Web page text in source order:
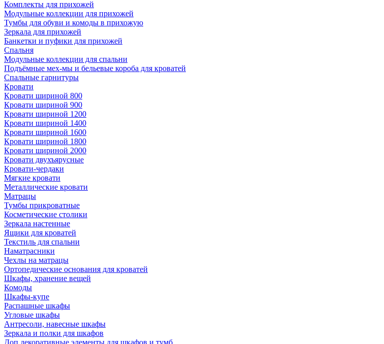
Комплекты для прихожей
Модульные коллекции для прихожей
Тумбы для обуви и комоды в прихожую
Зеркала для прихожей
Банкетки и пуфики для прихожей
Спальня
Модульные коллекции для спальни
Подъёмные мех-мы и бельевые короба для кроватей
Спальные гарнитуры
Кровати
Кровати шириной 800
Кровати шириной 900
Кровати шириной 1200
Кровати шириной 1400
Кровати шириной 1600
Кровати шириной 1800
Кровати шириной 2000
Кровати двухъярусные
Кровати-чердаки
Мягкие кровати
Металлические кровати
Матрацы
Тумбы прикроватные
Косметические столики
Зеркала настенные
Ящики для кроватей
Текстиль для спальни
Наматрасники
Чехлы на матрацы
Ортопедические основания для кроватей
Шкафы, хранение вещей
Комоды
Шкафы-купе
Распашные шкафы
Угловые шкафы
Антресоли, навесные шкафы
Зеркала и полки для шкафов
Доп.декоративные элементы для шкафов и тумб